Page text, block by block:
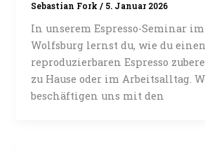
Sebastian Fork/ 5. Januar 2026
In unserem Espresso-Seminar
Wolfsburg lernst du, wie du
reproduzierbaren Espresso
zu Hause oder im Arbeitsalltag.
beschäftigen uns mit den